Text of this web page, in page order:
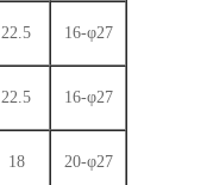
22.5 16-φ27
22.5 16-φ27
18 20-φ27